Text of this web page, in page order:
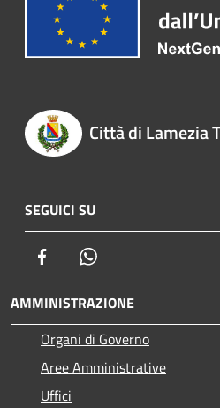
Città di Lamezia
SEGUICI SU
Facebook
AMMINISTRAZIONE
Organi di Governo
Aree Amministrative
Uffici